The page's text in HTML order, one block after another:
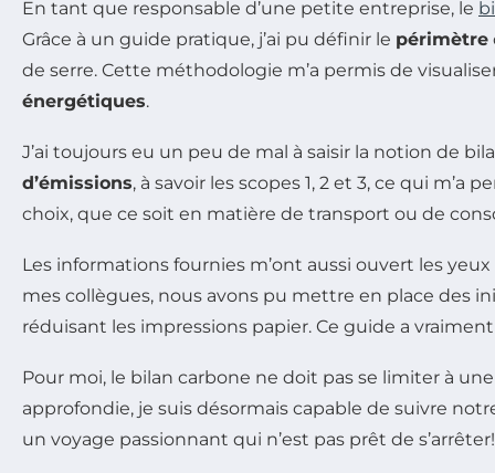
En tant que responsable d’une petite entreprise, le
Grâce à un guide pratique, j’ai pu définir le périmètre
de serre. Cette méthodologie m’a permis de
énergétiques.
J’ai toujours eu un peu de mal à saisir la notion de
d’émissions, à savoir les scopes 1, 2 et 3, ce qui
choix, que ce soit en matière de transport ou de
Les informations fournies m’ont aussi ouvert les
mes collègues, nous avons pu mettre en place des
réduisant les impressions papier. Ce guide a
Pour moi, le bilan carbone ne doit pas se limiter à
approfondie, je suis désormais capable de suivre
un voyage passionnant qui n’est pas prêt de s’arrêter!